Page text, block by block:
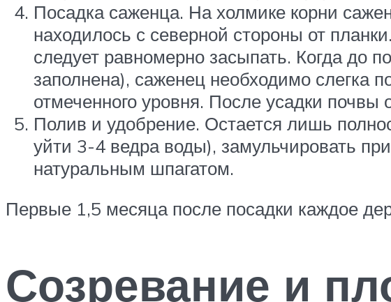
Посадка саженца. На холмике корни
находилось с северной стороны от
следует равномерно засыпать. Когда до
заполнена), саженец необходимо слегка
отмеченного уровня. После усадки почвы
Полив и удобрение. Остается лишь
уйти 3-4 ведра воды), замульчировать
натуральным шпагатом.
Первые 1,5 месяца после посадки каждое
Созревание и